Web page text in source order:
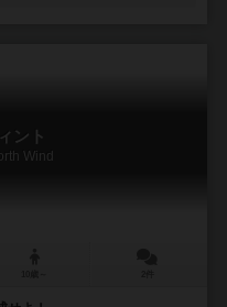
ント
Wind